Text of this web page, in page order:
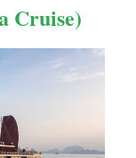
Cruise)